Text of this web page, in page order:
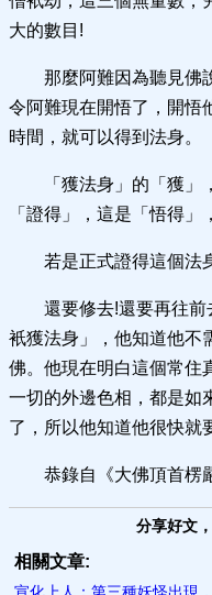
大的數目!
那麼阿難因為聽見佛
令阿難現在開悟了，開悟
時間，就可以得到法身。
「獲法身」的「獲
「證得」，這是「悟得」
若是正式證得這個法
還要修去!還要再往
衹獲法身」，他知道他不
佛。他現在明白這個常住
一切的外邊色相，都是如
了，所以他知道他很快就
恭錄自《大佛頂首楞
分享好文
相關文章: